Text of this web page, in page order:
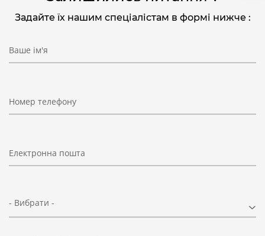
Задайте їх нашим спеціалістам в формі нижче :
Ваше ім'я
Номер телефону
Електронна пошта
- Вибрати -